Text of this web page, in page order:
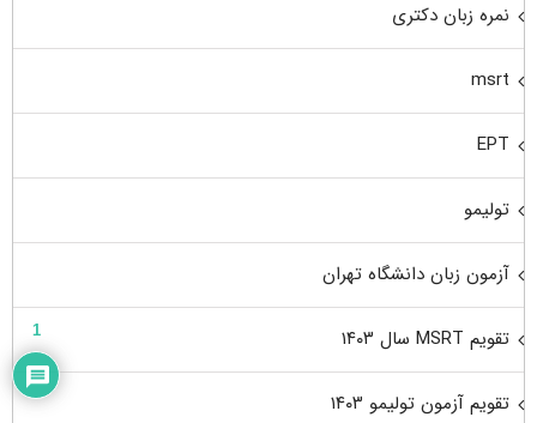
نمره زبان دکتری
msrt
EPT
تولیمو
آزمون زبان دانشگاه تهران
تقویم MSRT سال ۱۴۰۳
تقویم آزمون تولیمو ۱۴۰۳
1